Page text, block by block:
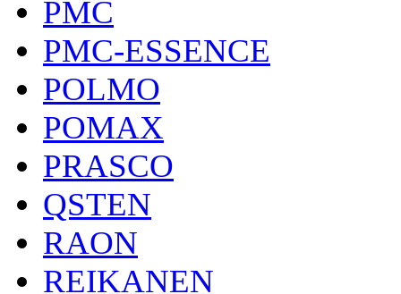
PMC
PMC-ESSENCE
POLMO
POMAX
PRASCO
QSTEN
RAON
REIKANEN